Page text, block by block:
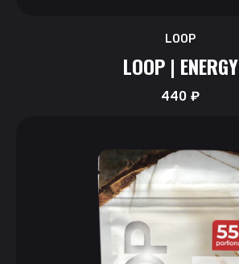
LOOP
LOOP | ENERGY
440₽